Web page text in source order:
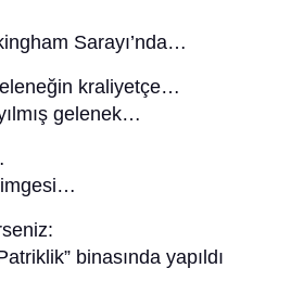
Sarayı’nda…
kraliyetçe…
gelenek…
binasında yapıldı